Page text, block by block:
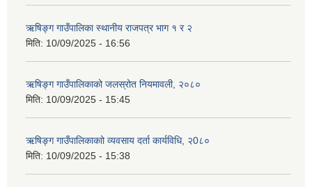
ऋषिङ्ग गाउँपालिका स्थानीय राजपत्र भाग १ र २
मिति: 10/09/2025 - 16:56
ऋषिङ्ग गाउँपालिकाको जलस्रोत नियमावली, २०८०
मिति: 10/09/2025 - 15:45
ऋषिङ्ग गाउँपालिकाकाो व्यवसाय दर्ता कार्यविधि, २0८०
मिति: 10/09/2025 - 15:38